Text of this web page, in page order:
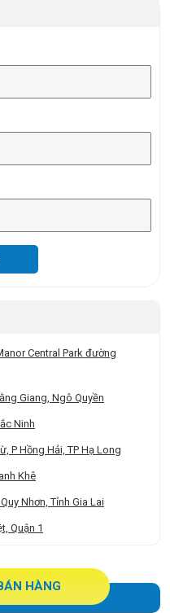
Central Park đường
Giang, Ngô Quyền
Ninh
P Hồng Hải, TP Hạ Long
Khê
Nhơn, Tỉnh Gia Lai
Quận 1
HÀNG